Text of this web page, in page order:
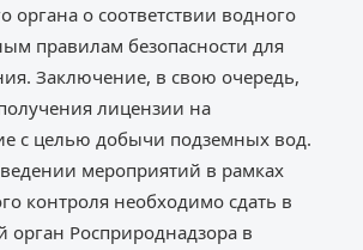
органа о соответствии водного
правилам безопасности для
Заключение, в свою очередь,
лицензии на
с целью добычи подземных вод.
мероприятий в рамках
контроля необходимо сдать в
орган Росприроднадзора в